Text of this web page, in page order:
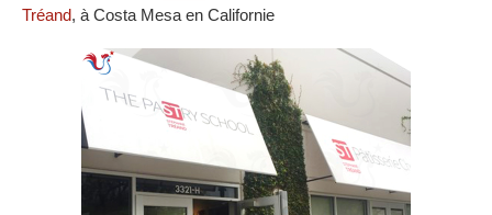
Tréand, à Costa Mesa en Californie